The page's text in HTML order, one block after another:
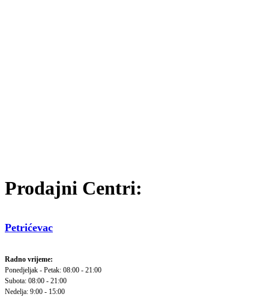
Prodajni Centri:
Petrićevac
Radno vrijeme:
Ponedjeljak - Petak: 08:00 - 21:00
Subota: 08:00 - 21:00
Nedelja: 9:00 - 15:00